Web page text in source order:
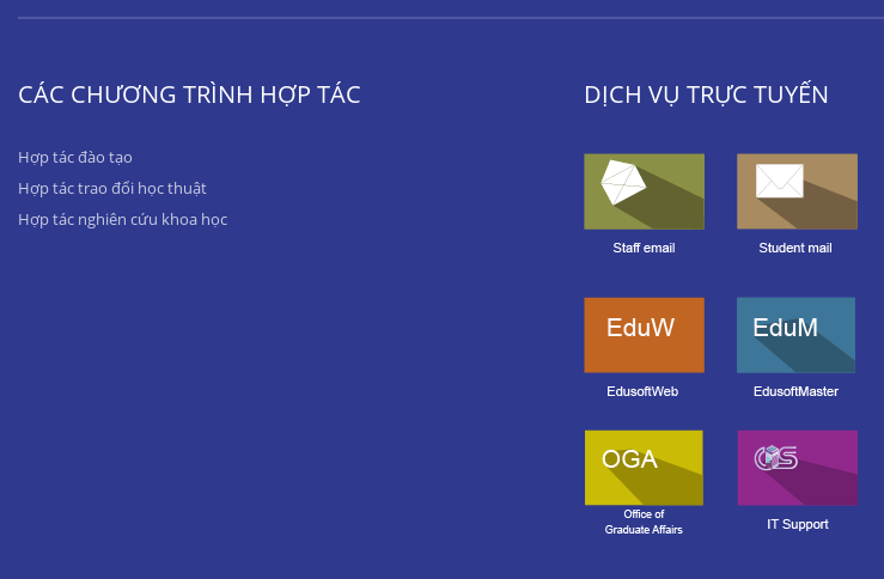
CÁC CHƯƠNG TRÌNH HỢP TÁC
Hợp tác đào tạo
Hợp tác trao đổi học thuật
Hợp tác nghiên cứu khoa học
DỊCH VỤ TRỰC TUYẾN